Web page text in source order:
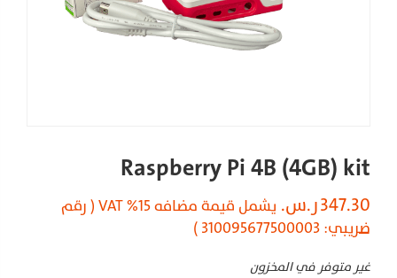
Raspberry Pi 4B (4GB) kit
347.30ر.س.
يشمل قيمة مضافه 15% VAT ( رقم
ضريبي: 310095677500003 )
غير متوفر في المخزون